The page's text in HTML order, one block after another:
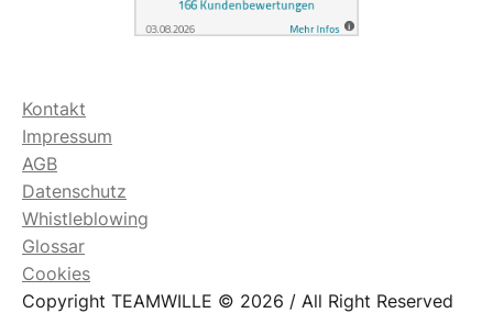
Kontakt
Impressum
AGB
Datenschutz
Whistleblowing
Glossar
Cookies
Copyright TEAMWILLE © 2026 / All Right Reserved